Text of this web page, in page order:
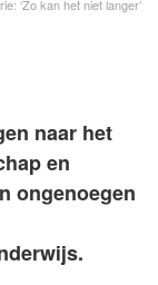
‘Zo kan het niet langer’
naar het
en
ongenoegen